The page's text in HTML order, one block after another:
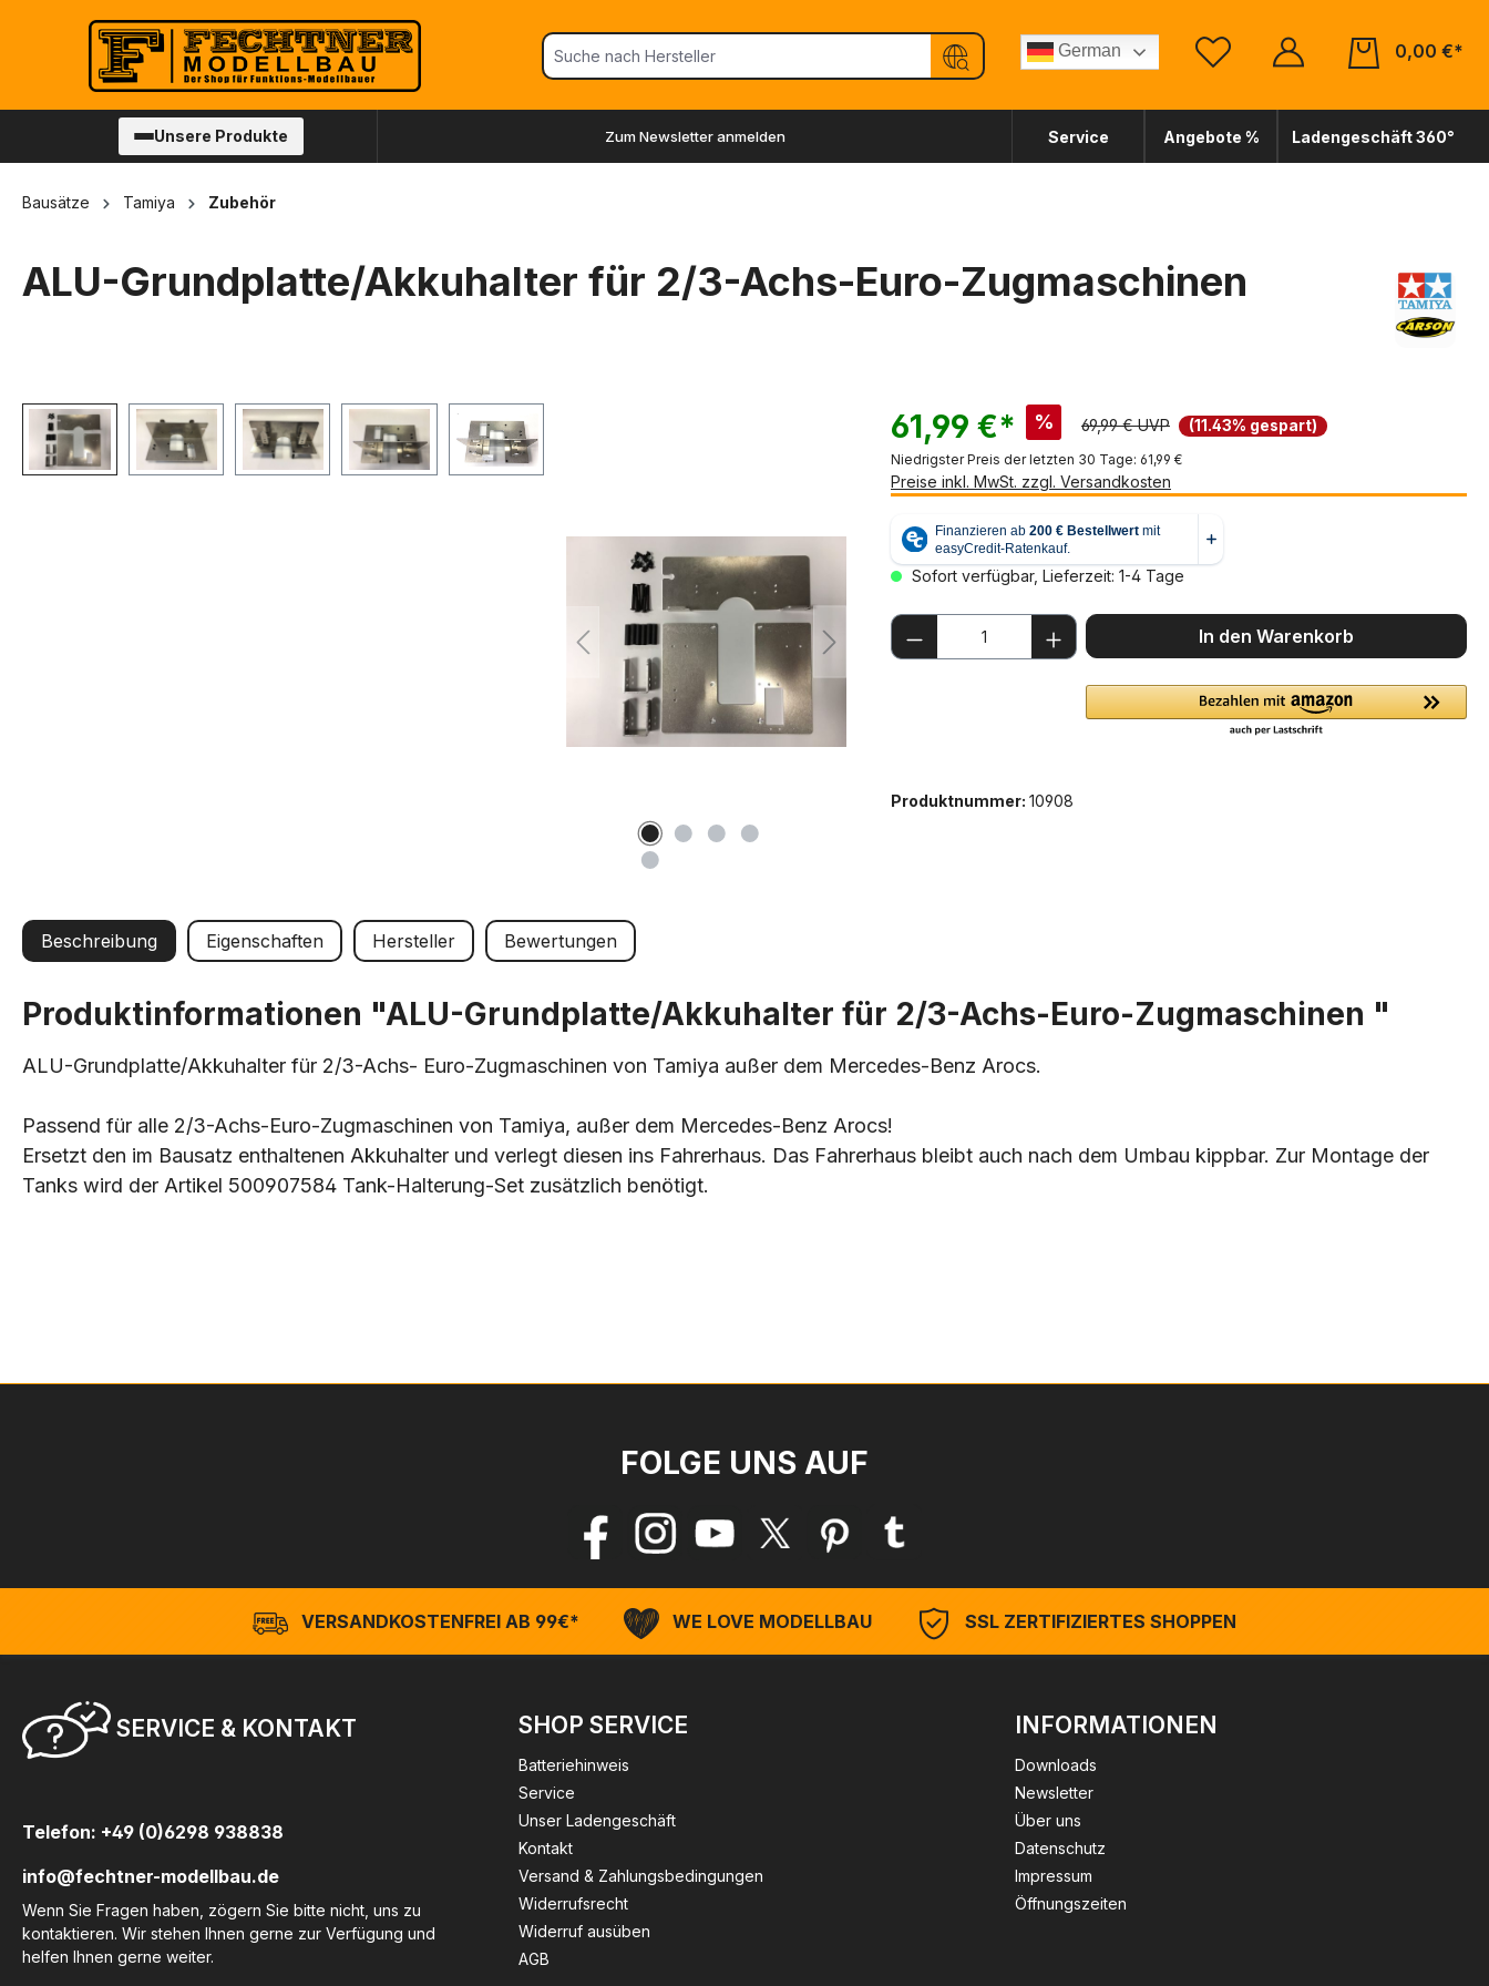
Zur Hauptnavigation springen
German
0,00 €*
Unsere Produkte Zum Newsletter anmelden Service Angebote % Ladengeschäft 360°
Bausätze Tamiya Zubehör
ALU-Grundplatte/Akkuhalter für 2/3-Achs-Euro-Zugmaschinen
Bildergalerie überspringen 61,99 €* % 69,99 € UVP (11.43% gespart)
Niedrigster Preis der letzten 30 Tage: 61,99 €
Preise inkl. MwSt. zzgl. Versandkosten
Sofort verfügbar, Lieferzeit: 1-4 Tage
Produkt Anzahl: Gib den gewünschten Wert
In den Warenkorb
Produktnummer: 10908
Beschreibung Eigenschaften Hersteller Bewertungen
Produktinformationen "ALU-Grundplatte/Akkuhalter für 2/3-Achs-Euro-Zugmaschinen "
ALU-Grundplatte/Akkuhalter für 2/3-Achs- Euro-Zugmaschinen von Tamiya außer dem Mercedes-Benz Arocs.
Passend für alle 2/3-Achs-Euro-Zugmaschinen von Tamiya, außer dem Mercedes-Benz Arocs!
Ersetzt den im Bausatz enthaltenen Akkuhalter und verlegt diesen ins Fahrerhaus. Das Fahrerhaus bleibt auch nach dem Umbau kippbar. Zur Montage der
Tanks wird der Artikel 500907584 Tank-Halterung-Set zusätzlich benötigt.
FOLGE UNS AUF
VERSANDKOSTENFREI AB 99€* WE LOVE MODELLBAU SSL ZERTIFIZIERTES SHOPPEN
SERVICE & KONTAKT
Telefon: +49 (0)6298 938838
info@fechtner-modellbau.de
Wenn Sie Fragen haben, zögern Sie bitte nicht, uns zu
kontaktieren. Wir stehen Ihnen gerne zur Verfügung und
helfen Ihnen gerne weiter.
SHOP SERVICE
Batteriehinweis
Service
Unser Ladengeschäft
Kontakt
Versand & Zahlungsbedingungen
Widerrufsrecht
Widerruf ausüben
AGB
INFORMATIONEN
Downloads
Newsletter
Über uns
Datenschutz
Impressum
Öffnungszeiten